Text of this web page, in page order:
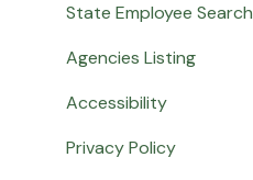
State Employee Search
Agencies Listing
Accessibility
Privacy Policy